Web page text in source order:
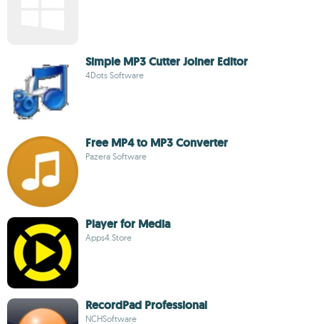
Simple MP3 Cutter Joiner Editor
4Dots Software
Free MP4 to MP3 Converter
Pazera Software
Player for Media
Apps4.Store
RecordPad Professional
NCHSoftware